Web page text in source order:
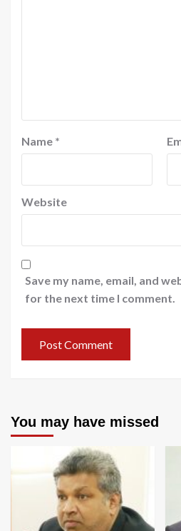
Name *
Website
Save my name, email, and
for the next time I comment.
You may have missed